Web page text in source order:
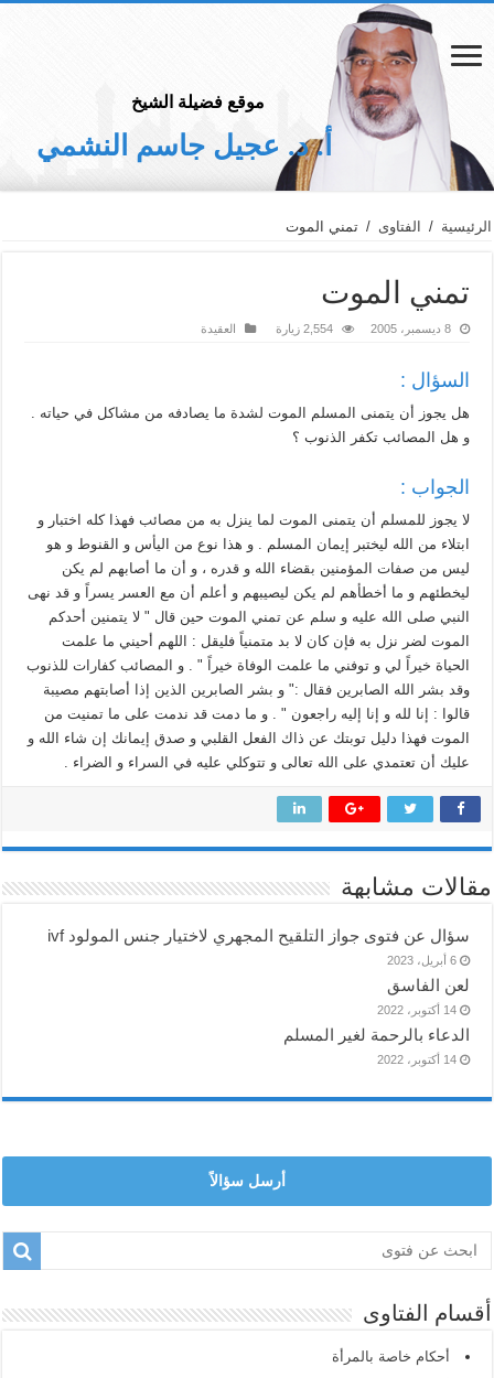
موقع فضيلة الشيخ
أ. د. عجيل جاسم النشمي
الرئيسية / الفتاوى / تمني الموت
تمني الموت
8 ديسمبر، 2005 2,554 زيارة العقيدة
السؤال :
هل يجوز أن يتمنى المسلم الموت لشدة ما يصادفه من مشاكل في حياته .
و هل المصائب تكفر الذنوب ؟
الجواب :
لا يجوز للمسلم أن يتمنى الموت لما ينزل به من مصائب فهذا كله اختبار و
ابتلاء من الله ليختبر إيمان المسلم . و هذا نوع من اليأس و القنوط و هو
ليس من صفات المؤمنين بقضاء الله و قدره ، و أن ما أصابهم لم يكن
ليخطئهم و ما أخطأهم لم يكن ليصيبهم و أعلم أن مع العسر يسراً و قد نهى
النبي صلى الله عليه و سلم عن تمني الموت حين قال " لا يتمنين أحدكم
الموت لضر نزل به فإن كان لا بد متمنياً فليقل : اللهم أحيني ما علمت
الحياة خيراً لي و توفني ما علمت الوفاة خيراً " . و المصائب كفارات للذنوب
وقد بشر الله الصابرين فقال :" و بشر الصابرين الذين إذا أصابتهم مصيبة
قالوا : إنا لله و إنا إليه راجعون " . و ما دمت قد ندمت على ما تمنيت من
الموت فهذا دليل توبتك عن ذاك الفعل القلبي و صدق إيمانك إن شاء الله و
عليك أن تعتمدي على الله تعالى و تتوكلي عليه في السراء و الضراء .
مقالات مشابهة
سؤال عن فتوى جواز التلقيح المجهري لاختيار جنس المولود ivf
6 أبريل، 2023
لعن الفاسق
14 أكتوبر، 2022
الدعاء بالرحمة لغير المسلم
14 أكتوبر، 2022
أرسل سؤالاً
أقسام الفتاوى
أحكام خاصة بالمرأة